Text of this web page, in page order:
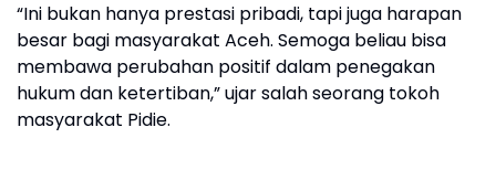
“Ini bukan hanya prestasi pribadi, tapi juga harapan
besar bagi masyarakat Aceh. Semoga beliau bisa
membawa perubahan positif dalam penegakan
hukum dan ketertiban,” ujar salah seorang tokoh
masyarakat Pidie.